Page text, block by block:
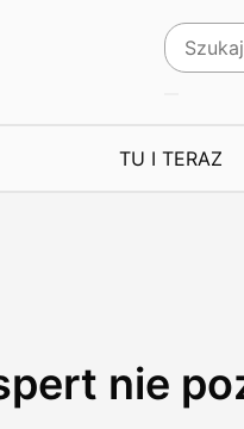
TU I TERAZ
nie